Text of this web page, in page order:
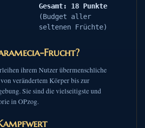
Gesamt: 18 Punkte
(Budget aller
seltenen Früchte)
Frucht?
ihrem Nutzer übermenschliche
verändertem Körper bis zur
Sie sind die vielseitigste und
in OPzog.